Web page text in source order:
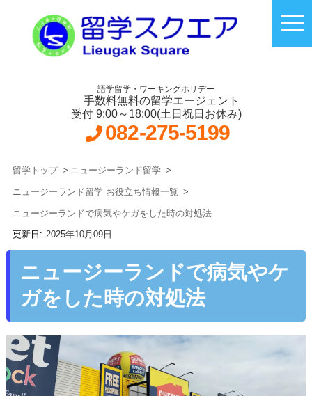
語学留学・ワーキングホリデー
手数料無料の留学エージェント
受付 9:00～18:00(土日祝日お休み)
082-275-5199
留学トップ ニュージーランド留学
ニュージーランド留学 お役立ち情報一覧
ニュージーランドで病気やケガをした時の対処法
2025年10月09日
ニュージーランドで病気やケ
ガをした時の対処法